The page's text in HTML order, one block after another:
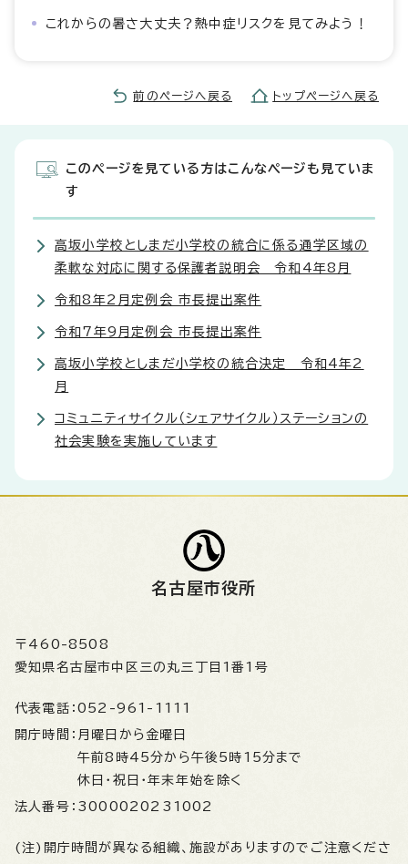
これからの暑さ大丈夫？熱中症リスクを見てみよう！
前のページへ戻る トップページへ戻る
このページを見ている方はこんなページも見ていま
す
高坂小学校としまだ小学校の統合に係る通学区域の
柔軟な対応に関する保護者説明会 令和4年8月
令和8年2月定例会 市長提出案件
令和7年9月定例会 市長提出案件
高坂小学校としまだ小学校の統合決定 令和4年2
月
コミュニティサイクル（シェアサイクル）ステーションの
社会実験を実施しています
名古屋市役所
〒460-8508
愛知県名古屋市中区三の丸三丁目1番1号
代表電話： 052-961-1111
開庁時間： 月曜日から金曜日
午前8時45分から午後5時15分まで
休日・祝日・年末年始を除く
法人番号： 3000020231002
(注)開庁時間が異なる組織、施設がありますのでご注意くださ